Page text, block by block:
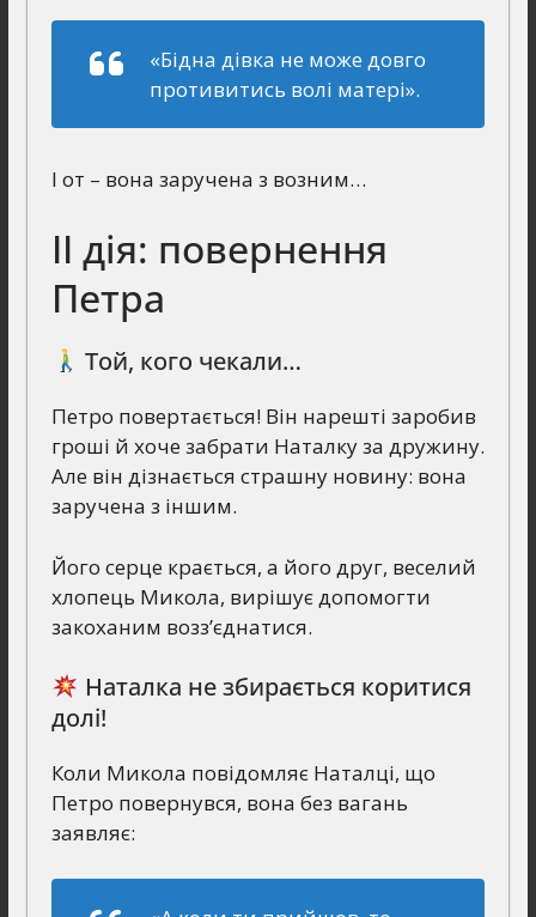
«Бідна дівка не може довго
противитись волі матері».
І от – вона заручена з возним…
ІІ дія: повернення
Петра
Той, кого чекали…
Петро повертається! Він нарешті заробив
гроші й хоче забрати Наталку за дружину.
Але він дізнається страшну новину: вона
заручена з іншим.
Його серце крається, а його друг, веселий
хлопець Микола, вирішує допомогти
закоханим возз’єднатися.
Наталка не збирається коритися
долі!
Коли Микола повідомляє Наталці, що
Петро повернувся, вона без вагань
заявляє: